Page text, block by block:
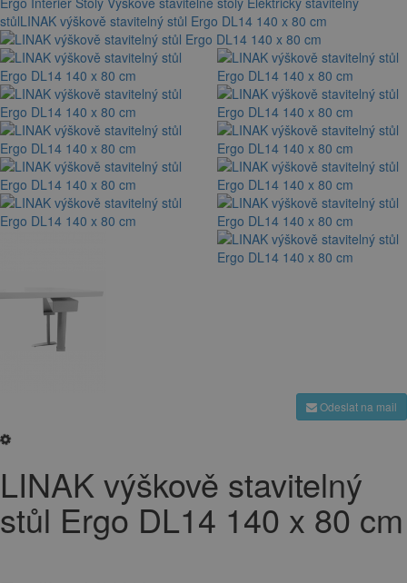
stůlLINAK výškově stavitelný stůl Ergo DL14 140 x 80 cm
Odeslat na mail
LINAK výškově stavitelný
stůl Ergo DL14 140 x 80 cm